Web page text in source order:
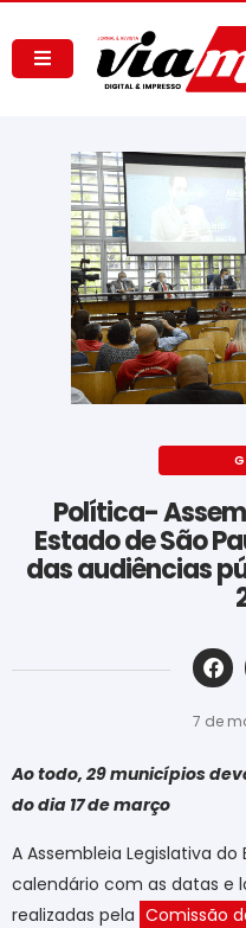
Política-
Estado de São
das audiências
7 de
Ao todo, 29 municípios
do dia 17 de março
A Assembleia Legislativa
calendário com as datas e
realizadas pela Comissão